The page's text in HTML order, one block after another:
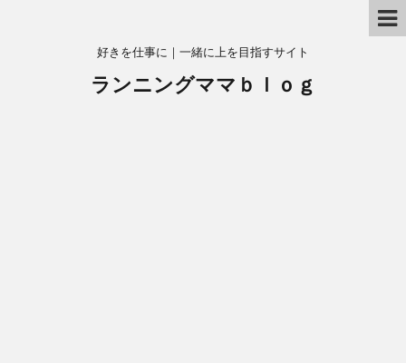
好きを仕事に｜一緒に上を目指すサイト
ランニングママｂｌｏｇ